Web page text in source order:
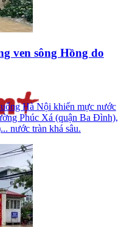
ven sông Hồng do
Hà Nội khiến mực nước
Phúc Xá (quận Ba Đình),
nước tràn khá sâu.